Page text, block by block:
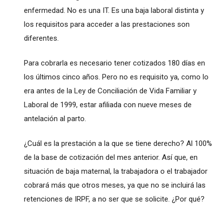
enfermedad. No es una IT. Es una baja laboral distinta y
los requisitos para acceder a las prestaciones son
diferentes.
Para cobrarla es necesario tener cotizados 180 días en
los últimos cinco años. Pero no es requisito ya, como lo
era antes de la Ley de Conciliación de Vida Familiar y
Laboral de 1999, estar afiliada con nueve meses de
antelación al parto.
¿Cuál es la prestación a la que se tiene derecho? Al 100%
de la base de cotización del mes anterior. Así que, en
situación de baja maternal, la trabajadora o el trabajador
cobrará más que otros meses, ya que no se incluirá las
retenciones de IRPF, a no ser que se solicite. ¿Por qué?